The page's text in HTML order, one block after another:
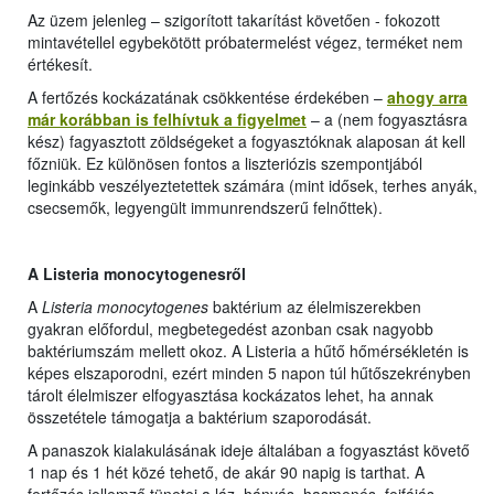
Az üzem jelenleg – szigorított takarítást követően - fokozott
mintavétellel egybekötött próbatermelést végez, terméket nem
értékesít.
A fertőzés kockázatának csökkentése érdekében – ahogy arra
már korábban is felhívtuk a figyelmet – a (nem fogyasztásra
kész) fagyasztott zöldségeket a fogyasztóknak alaposan át kell
főzniük. Ez különösen fontos a liszteriózis szempontjából
leginkább veszélyeztetettek számára (mint idősek, terhes anyák,
csecsemők, legyengült immunrendszerű felnőttek).
A Listeria monocytogenesről
A Listeria monocytogenes baktérium az élelmiszerekben
gyakran előfordul, megbetegedést azonban csak nagyobb
baktériumszám mellett okoz. A Listeria a hűtő hőmérsékletén is
képes elszaporodni, ezért minden 5 napon túl hűtőszekrényben
tárolt élelmiszer elfogyasztása kockázatos lehet, ha annak
összetétele támogatja a baktérium szaporodását.
A panaszok kialakulásának ideje általában a fogyasztást követő
1 nap és 1 hét közé tehető, de akár 90 napig is tarthat. A